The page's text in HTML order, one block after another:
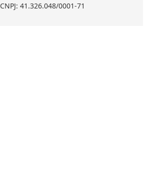
CNPJ: 41.326.048/0001-71